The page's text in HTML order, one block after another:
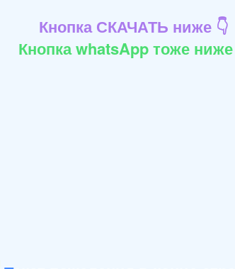
Кнопка СКАЧАТЬ ниже 👇
Кнопка whatsApp тоже ниже